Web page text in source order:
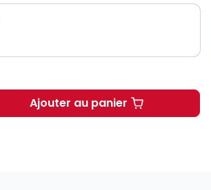
Ajouter au panier
Droit civil. Les